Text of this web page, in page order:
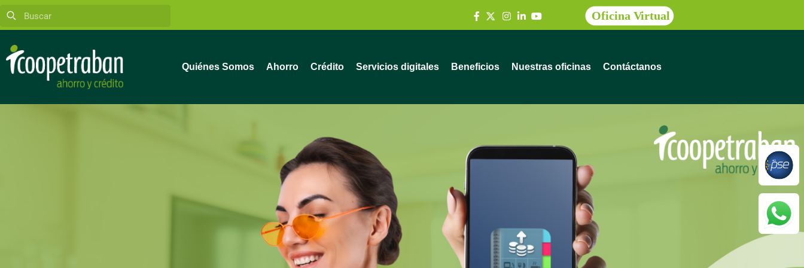
Quiénes Somos Ahorro Crédito Servicios digitales Beneficios Nuestras oficinas Contáctanos